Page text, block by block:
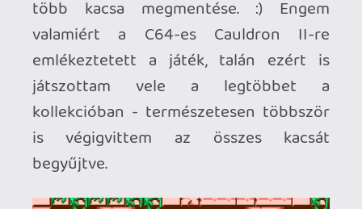
Micro Mages: Second Quest
Végül az utolsó extra a Micro Mages
"DLC-je" az eredeti játék nyomdokain
haladva újabb, ezúttal még nehezebb
ha nem lett volna elég az eredeti kihívás.